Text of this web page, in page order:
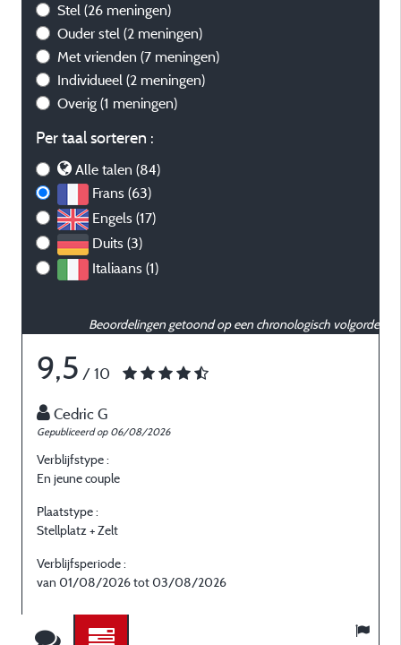
Stel (26 meningen)
Ouder stel (2 meningen)
Met vrienden (7 meningen)
Individueel (2 meningen)
Overig (1 meningen)
Per taal sorteren :
Alle talen (84)
Frans (63)
Engels (17)
Duits (3)
Italiaans (1)
Beoordelingen getoond op een chronologisch volgorde
9,5 / 10
Cedric G
Gepubliceerd op 06/08/2026
Verblijfstype :
En jeune couple
Plaatstype :
Stellplatz + Zelt
Verblijfsperiode :
van 01/08/2026 tot 03/08/2026